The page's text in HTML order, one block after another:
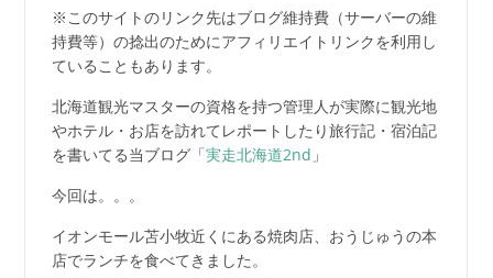
※このサイトのリンク先はブログ維持費（サーバーの維
持費等）の捻出のためにアフィリエイトリンクを利用し
ていることもあります。
北海道観光マスターの資格を持つ管理人が実際に観光地
やホテル・お店を訪れてレポートしたり旅行記・宿泊記
を書いてる当ブログ「実走北海道2nd 」
今回は。。。
イオンモール苫小牧近くにある焼肉店、おうじゅうの本
店でランチを食べてきました。